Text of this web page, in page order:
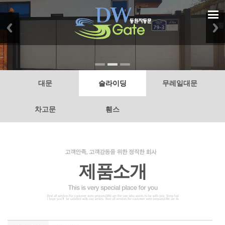
대문 슬라이딩 무레일대문
차고문 휀스
제품소개